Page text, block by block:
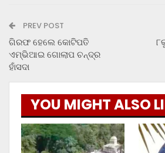
PREV POST
ଗିରଫ ହେଲେ କୋଟିପତି
ଏମ୍‌ଭିଆଇ ଗୋଲାପ ଚନ୍ଦ୍ର
ହାଁସଦା
YOU MIGHT ALSO